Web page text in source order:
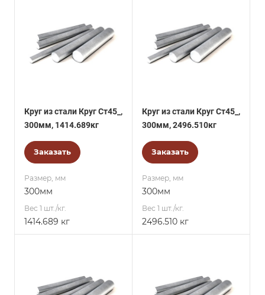
Круг из стали Круг Ст45_,
300мм, 1414.689кг
Заказать
Размер, мм
300мм
Вес 1 шт./кг.
1414.689 кг
Круг из стали Круг Ст45_,
300мм, 2496.510кг
Заказать
Размер, мм
300мм
Вес 1 шт./кг.
2496.510 кг